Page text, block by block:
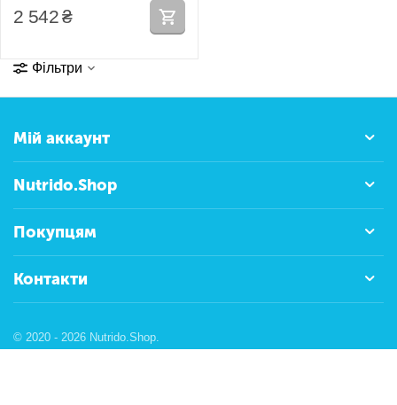
2 542₴
Фільтри
Мій аккаунт
Nutrido.Shop
Покупцям
Контакти
© 2020 - 2026 Nutrido.Shop.